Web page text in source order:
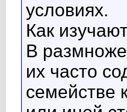
условиях.
Как
В
их часто
семействе